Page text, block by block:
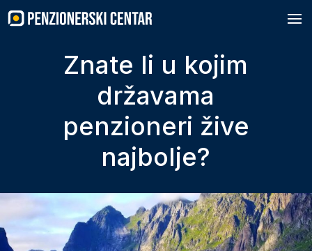
to
content
Znate li u kojim
državama
penzioneri žive
najbolje?